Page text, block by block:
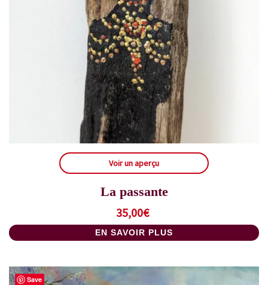
Voir un aperçu
La passante
35,00€
EN SAVOIR PLUS
Save